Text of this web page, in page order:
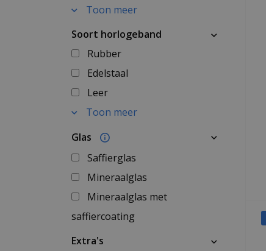
Toon meer
Soort horlogeband
Rubber
Edelstaal
Leer
Toon meer
Glas
Saffierglas
Mineraalglas
Mineraalglas met
saffiercoating
Extra's